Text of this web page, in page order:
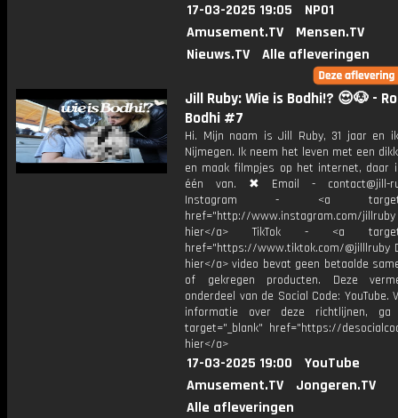
17-03-2025 19:05
NPO1
Amusement.TV
Mensen.TV
Nieuws.TV
Alle afleveringen
Jill Ruby: Wie is Bodhi!? 😍🐶 -
Bodhi #7
Hi. Mijn naam is Jill Ruby, 31 jaar en
Nijmegen. Ik neem het leven met een
en maak filmpjes op het internet, daar
één van. ✖ Email - contact@jill-
Instagram - <a
href="http://www.instagram.com/
hier</a> TikTok - <a
href="https://www.tiktok.com/@jilllruby
hier</a> video bevat geen betaalde
of gekregen producten. Deze
onderdeel van de Social Code: YouTube.
informatie over deze richtlijnen,
target="_blank" href="https://
hier</a>
17-03-2025 19:00
YouTube
Amusement.TV
Jongeren.TV
Alle afleveringen